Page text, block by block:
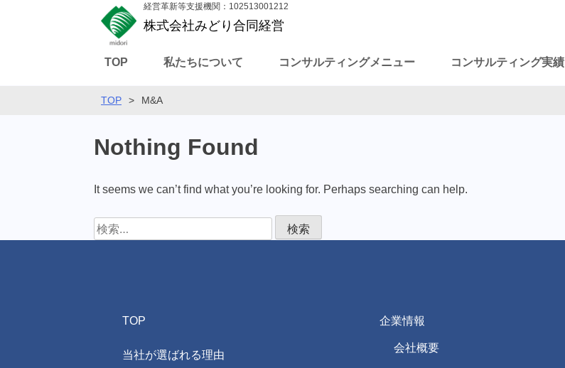
経営革新等支援機関：102513001212
株式会社みどり合同経営
TOP 私たちについて コンサルティングメニュー コンサルティング実績
TOP > M&A
Nothing Found
It seems we can’t find what you’re looking for. Perhaps searching can help.
検
索:
TOP
当社が選ばれる理由
企業情報
会社概要